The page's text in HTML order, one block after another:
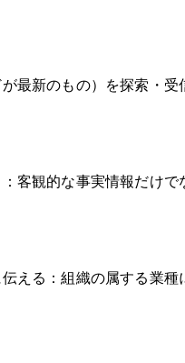
最新のもの）を探索・
客観的な事実情報だけ
える：組織の属する業